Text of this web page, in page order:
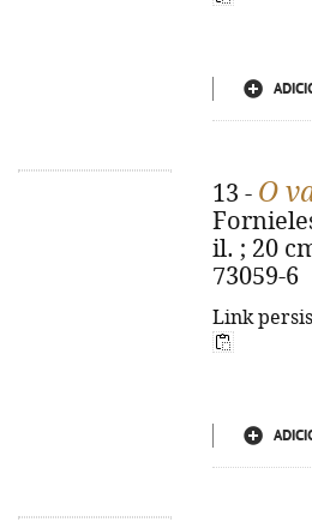
13 - O
il. ; 20
73059-6
Link